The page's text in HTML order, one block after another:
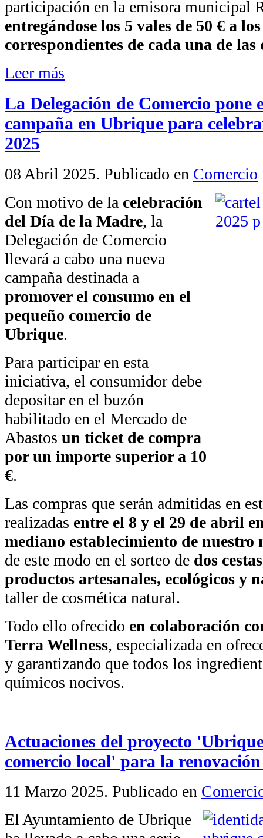
participación en la emisora municipal
entregándose los 5 vales de 50 € a
correspondientes de cada una de
Leer más
La Delegación de Comercio pone
campaña en Ubrique para
2025
08 Abril 2025. Publicado en Comercio
Con motivo de la celebración
del Día de la Madre, la
Delegación de Comercio
llevará a cabo una nueva
campaña destinada a
promover el consumo en el
pequeño comercio de
Ubrique.
Para participar en esta
iniciativa, el consumidor debe
depositar en el buzón
habilitado en el Mercado de
Abastos un ticket de compra
por un importe superior a 10
€.
Las compras que serán admitidas en
realizadas entre el 8 y el 29 de abril
mediano establecimiento de
de este modo en el sorteo de dos
productos artesanales, ecológicos y
taller de cosmética natural.
Todo ello ofrecido en colaboración
Terra Wellness, especializada en
y garantizando que todos los
químicos nocivos.
Actuaciones del proyecto
comercio local' para la
11 Marzo 2025. Publicado en
El Ayuntamiento de Ubrique